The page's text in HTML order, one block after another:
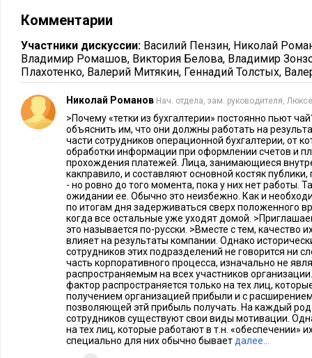
4.По итогам периода вся полученная прибыль вначале
основании установленных по каждой должности баллов, а
корректируется с учетом показателей работы каждого
предыдущему периоду. Если он сработал хуже, чем в
лучше – премиальный фонд увеличивается с
Как делится премиальный фонд между сотрудниками
Валерия, в компании действует саморегуляция, в
сотрудники «выдавливаются» другими членами
делить на разное количество людей, «лишние»
можно наблюдать в коллективах со стопроцентной
бригадах, где количество человек регулируется
одного котла и участники заинтересованы в меньшем
представленная система оплаты очень неоднозначная, и
компаний. Однако, в компаниях Валерия она работает, по
эффективно. Необходимо подчеркнуть, что численный
невелик: 15-20 человек. Кроме этого, в докладе Валерия
для собравшихся тезисы о справедливости и братстве при
Они вызвали эмоциональную реакцию зала».
Комментарии
Участники дискуссии: Василий Пензин, Николай
Владимир Ромашов, Виктория Белова, Владимир
Плахотенко, Валерий Митякин, Геннадий Толстых,
Николай Романов Нач. отдела, зам. руководителя,
>Почему «тетки из бухгалтерии» постоянно пьют
объяснить им, что они должны работать на
части сотрудников операционной бухгалтерии, от
обработки информации при оформлении счетов и
прохождения платежей. Лица, занимающиеся
какправило, и составляют основной костяк
- но ровно до того момента, пока у них нет работы.
ожидании ее. Обычно это неизбежно. Как и
по итогам дня задерживаться сверх положенного
когда все остальные уже уходят домой.
это называется по-русски. >Вместе с тем, качество
влияет на результаты компании. Однако
сотрудников этих подразделений не говорится ни
часть корпоративного процесса, изначально не
распространяемым на всех участников
фактор распространяется только на тех лиц,
получением организацией прибыли и с
позволяющей этй прибыль получать. На каждый род
сотрудников существуют свои виды мотивации.
на тех лиц, которые работают в т.н. «обеспечении»
специально для них обычно бывает далее…